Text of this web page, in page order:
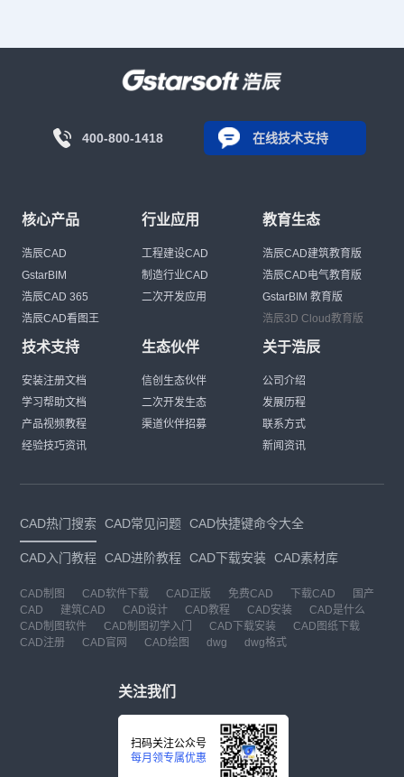
400-800-1418 在线技术支持
核心产品
浩辰CAD
GstarBIM
浩辰CAD 365
浩辰CAD看图王
行业应用
工程建设CAD
制造行业CAD
二次开发应用
教育生态
浩辰CAD建筑教育版
浩辰CAD电气教育版
GstarBIM 教育版
浩辰3D Cloud教育版
技术支持
安装注册文档
学习帮助文档
产品视频教程
经验技巧资讯
生态伙伴
信创生态伙伴
二次开发生态
渠道伙伴招募
关于浩辰
公司介绍
发展历程
联系方式
新闻资讯
CAD热门搜索 CAD常见问题 CAD快捷键命令大全
CAD入门教程 CAD进阶教程 CAD下载安装 CAD素材库
CAD制图 CAD软件下载 CAD正版 免费CAD 下载CAD
国产
CAD
建筑CAD CAD设计 CAD教程 CAD安装
CAD是什么
CAD制图软件
CAD制图初学入门 CAD下载安装
CAD图纸下载
CAD注册
CAD官网 CAD绘图 dwg dwg格式
关注我们
扫码关注公众号
每月领专属优惠